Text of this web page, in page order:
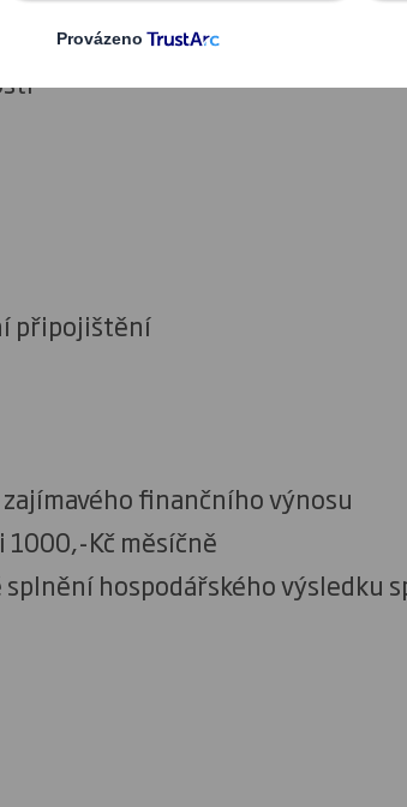
ISO9001 výhodou
připojištění
finančního výnosu
1000,-Kč měsíčně
hospodářského výsledku